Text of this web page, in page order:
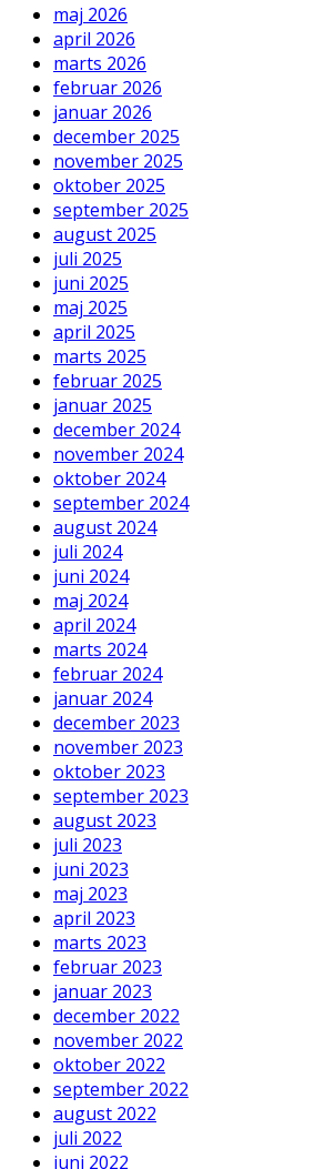
maj 2026
april 2026
marts 2026
februar 2026
januar 2026
december 2025
november 2025
oktober 2025
september 2025
august 2025
juli 2025
juni 2025
maj 2025
april 2025
marts 2025
februar 2025
januar 2025
december 2024
november 2024
oktober 2024
september 2024
august 2024
juli 2024
juni 2024
maj 2024
april 2024
marts 2024
februar 2024
januar 2024
december 2023
november 2023
oktober 2023
september 2023
august 2023
juli 2023
juni 2023
maj 2023
april 2023
marts 2023
februar 2023
januar 2023
december 2022
november 2022
oktober 2022
september 2022
august 2022
juli 2022
juni 2022